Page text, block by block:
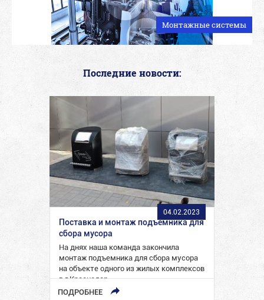
Монтажные системы
Последние новости:
04.02.2023
Поставка и монтаж подъемника для
сбора мусора
На днях наша команда закончила
монтаж подъемника для сбора мусора
на объекте одного из жилых комплексов
в г.Краснодар.
ПОДРОБНЕЕ